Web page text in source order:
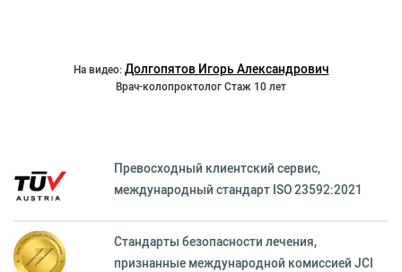
На видео: Долгопятов Игорь Александрович
Врач-колопроктолог Стаж 10 лет
Превосходный клиентский сервиc,
международный стандарт ISO 23592:2021
Стандарты безопасности лечения,
признанные международной комиссией JCI